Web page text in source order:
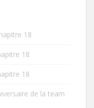
18
18
18
de la team